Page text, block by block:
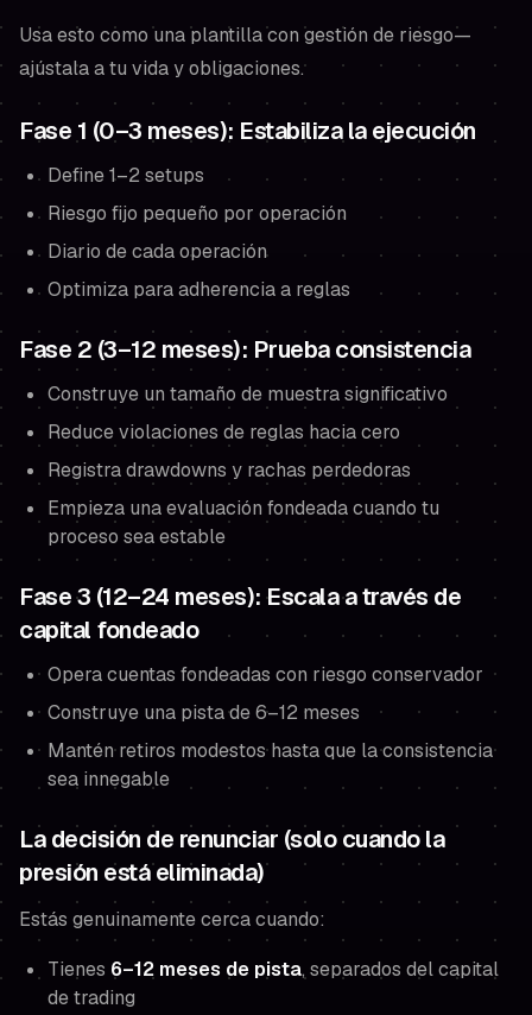
Usa esto como una plantilla con gestión de riesgo—
ajústala a tu vida y obligaciones.
Fase 1 (0–3 meses): Estabiliza la ejecución
Define 1–2 setups
Riesgo fijo pequeño por operación
Diario de cada operación
Optimiza para adherencia a reglas
Fase 2 (3–12 meses): Prueba consistencia
Construye un tamaño de muestra significativo
Reduce violaciones de reglas hacia cero
Registra drawdowns y rachas perdedoras
Empieza una evaluación fondeada cuando tu
proceso sea estable
Fase 3 (12–24 meses): Escala a través de
capital fondeado
Opera cuentas fondeadas con riesgo conservador
Construye una pista de 6–12 meses
Mantén retiros modestos hasta que la consistencia
sea innegable
La decisión de renunciar (solo cuando la
presión está eliminada)
Estás genuinamente cerca cuando:
Tienes 6–12 meses de pista, separados del capital
de trading